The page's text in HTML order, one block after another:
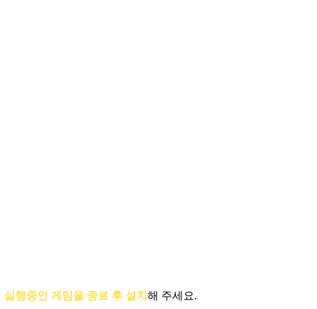
실행중인 게임을 종료 후 설치 해 주세요.